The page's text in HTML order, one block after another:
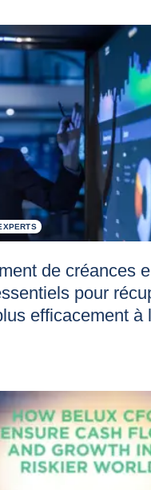
de créances
pour
efficacement à